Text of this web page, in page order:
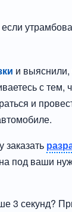
и
с тем,
и
заказать
под ваши
3 секунд?